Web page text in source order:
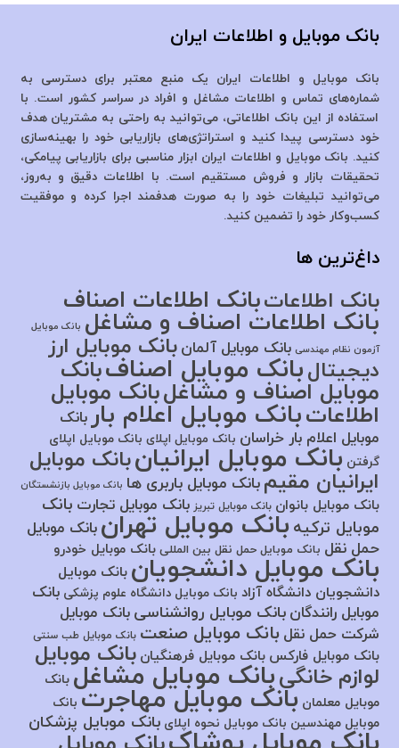
بانک موبایل و اطلاعات ایران
بانک موبایل و اطلاعات ایران یک منبع معتبر برای دسترسی به
شماره‌های تماس و اطلاعات مشاغل و افراد در سراسر کشور است. با
استفاده از این بانک اطلاعاتی، می‌توانید به راحتی به مشتریان هدف
خود دسترسی پیدا کنید و استراتژی‌های بازاریابی خود را بهینه‌سازی
کنید. بانک موبایل و اطلاعات ایران ابزار مناسبی برای بازاریابی پیامکی،
تحقیقات بازار و فروش مستقیم است. با اطلاعات دقیق و به‌روز،
می‌توانید تبلیغات خود را به صورت هدفمند اجرا کرده و موفقیت
کسب‌وکار خود را تضمین کنید.
داغ‌ترین ها
بانک اطلاعاتبانک اطلاعات اصناف
بانک اطلاعات اصناف و مشاغل بانک موبایل
آزمون نظام مهندسی بانک موبایل آلمان بانک موبایل ارز
دیجیتالبانک موبایل اصنافبانک
موبایل اصناف و مشاغلبانک موبایل
اطلاعاتبانک موبایل اعلام باربانک
موبایل اعلام بار خراسان بانک موبایل اپلای بانک موبایل اپلای
گرفتن بانک موبایل ایرانیانبانک موبایل
ایرانیان مقیم بانک موبایل باربری ها بانک موبایل بازنشستگان
بانک موبایل بانوان بانک موبایل تبریز بانک موبایل تجارت بانک
موبایل ترکیه بانک موبایل تهران بانک موبایل
حمل نقل بانک موبایل حمل نقل بین المللی بانک موبایل خودرو
بانک موبایل دانشجویان بانک موبایل
دانشجویان دانشگاه آزاد بانک موبایل دانشگاه علوم پزشکی بانک
موبایل رانندگان بانک موبایل روانشناسی بانک موبایل
شرکت حمل نقل بانک موبایل صنعت بانک موبایل طب سنتی
بانک موبایل فارکس بانک موبایل فرهنگیان بانک موبایل
لوازم خانگیبانک موبایل مشاغلبانک
موبایل معلمان بانک موبایل مهاجرت بانک
موبایل مهندسین بانک موبایل نحوه اپلای بانک موبایل پزشکان